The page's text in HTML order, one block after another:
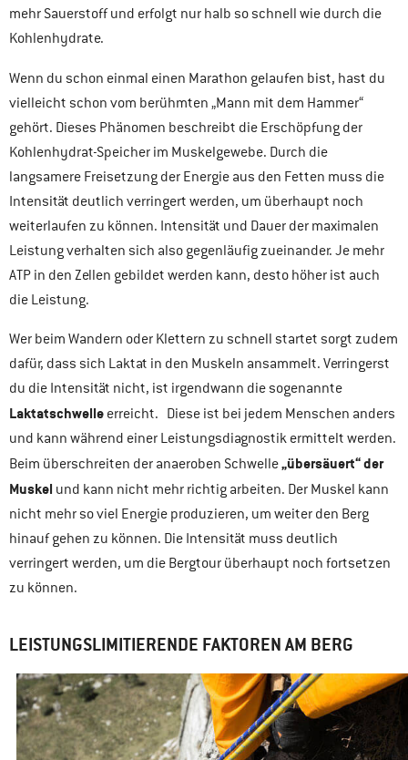
mehr Sauerstoff und erfolgt nur halb so schnell wie durch die
Kohlenhydrate.
Wenn du schon einmal einen Marathon gelaufen bist, hast du
vielleicht schon vom berühmten „Mann mit dem Hammer“
gehört. Dieses Phänomen beschreibt die Erschöpfung der
Kohlenhydrat-Speicher im Muskelgewebe. Durch die
langsamere Freisetzung der Energie aus den Fetten muss die
Intensität deutlich verringert werden, um überhaupt noch
weiterlaufen zu können. Intensität und Dauer der maximalen
Leistung verhalten sich also gegenläufig zueinander. Je mehr
ATP in den Zellen gebildet werden kann, desto höher ist auch
die Leistung.
Wer beim Wandern oder Klettern zu schnell startet sorgt zudem
dafür, dass sich Laktat in den Muskeln ansammelt. Verringerst
du die Intensität nicht, ist irgendwann die sogenannte
Laktatschwelle erreicht. Diese ist bei jedem Menschen anders
und kann während einer Leistungsdiagnostik ermittelt werden.
Beim überschreiten der anaeroben Schwelle„übersäuert“ der
Muskel und kann nicht mehr richtig arbeiten. Der Muskel kann
nicht mehr so viel Energie produzieren, um weiter den Berg
hinauf gehen zu können. Die Intensität muss deutlich
verringert werden, um die Bergtour überhaupt noch fortsetzen
zu können.
LEISTUNGSLIMITIERENDE FAKTOREN AM BERG